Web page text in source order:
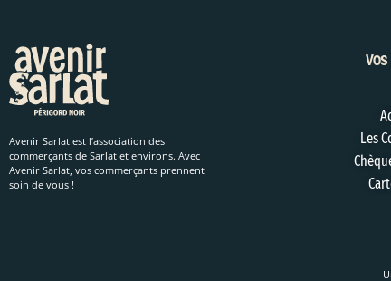
Avenir Sarlat est l’association des
commerçants de Sarlat et environs. Avec
Avenir Sarlat, vos commerçants prennent
soin de vous !
Les